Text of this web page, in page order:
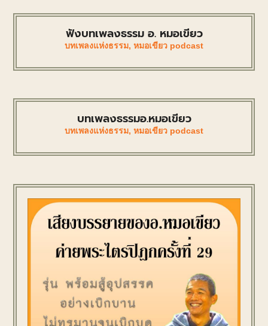
ฟังบทเพลงธรรม อ. หมอเขียว
บทเพลงแห่งธรรม, หมอเขียว podcast
บทเพลงธรรมอ.หมอเขียว
บทเพลงแห่งธรรม, หมอเขียว podcast